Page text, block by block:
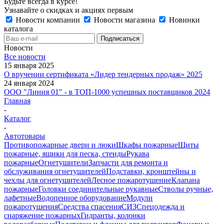
Узнавайте о скидках и акциях первым
Новости компании
Новости магазина
Новинки
каталога
Новости
Все новости
15 января 2025
О вручении сертификата «Лидер тендерных продаж» 2025
24 января 2024
ООО "Линия 01" - в ТОП-1000 успешных поставщиков 2024
Главная
-
Каталог
-
Автотовары
Противопожарные двери и люкиШкафы пожарныеЩиты
пожарные, ящики для песка, стендыРукава
пожарныеОгнетушителиЗапчасти для ремонта и
обслуживания огнетушителейПодставки, кронштейны и
чехлы для огнетушителейЛесное пожаротушениеКлапана
пожарныеГоловки соединительные рукавныеСтволы ручные,
лафетныеВодопенное оборудованиеМодули
пожаротушенияСредства спасенияСИЗСпецодежда и
снаряжение пожарныхГидранты, колонки